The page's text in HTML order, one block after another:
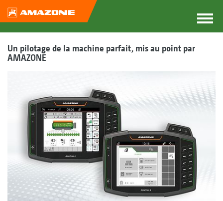
Un pilotage de la machine parfait, mis au point par
AMAZONE